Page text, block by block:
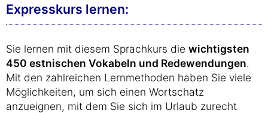
Expresskurs lernen:
Sie lernen mit diesem Sprachkurs die wichtigsten
450 estnischen Vokabeln und Redewendungen.
Mit den zahlreichen Lernmethoden haben Sie viele
Möglichkeiten, um sich einen Wortschatz
anzueignen, mit dem Sie sich im Urlaub zurecht